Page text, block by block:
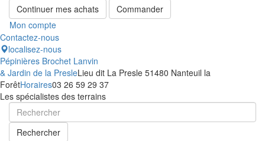
Continuer mes achats
Commander
Mon compte
Contactez-nous
localisez-nous
Pépinières Brochet Lanvin
& Jardin de la PresleLieu dit La Presle 51480 Nanteuil la
ForêtHoraires03 26 59 29 37
Les spécialistes des terrains
Rechercher